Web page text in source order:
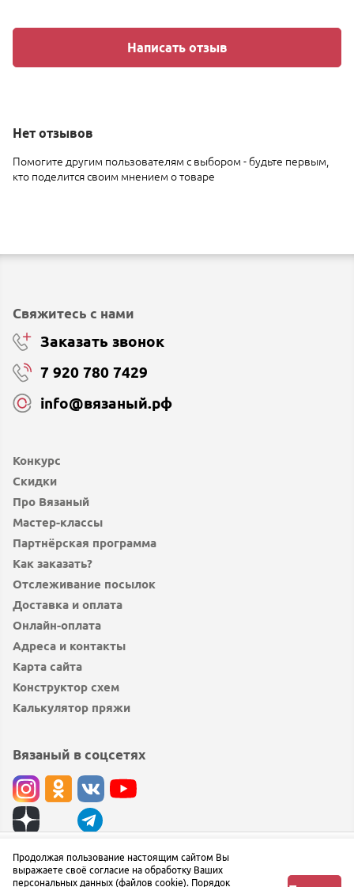
Нет отзывов
Помогите другим пользователям с выбором - будьте первым,
кто поделится своим мнением о товаре
Написать отзыв
Конкурс
Скидки
Про Вязаный
Мастер-классы
Партнёрская программа
Как заказать?
Отслеживание посылок
Доставка и оплата
Онлайн-оплата
Адреса и контакты
Карта сайта
Конструктор схем
Калькулятор пряжи
Свяжитесь с нами
Заказать звонок
7 920 780 7429
info@вязаный.рф
Вязаный в соцсетях
© вязаный.рф 2019 — 2026
Сообщить об ошибке
Продолжая пользование настоящим сайтом Вы
выражаете своё согласие на обработку Ваших
персональных данных (файлов cookie). Порядок
Узнать о поступлении